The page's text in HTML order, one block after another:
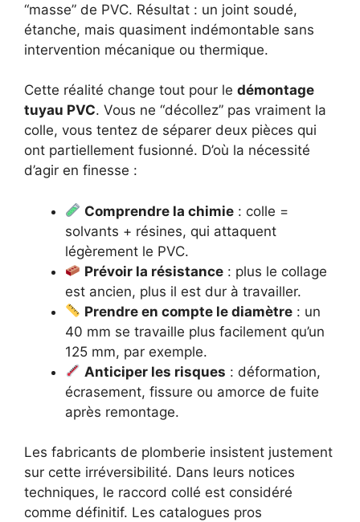
“masse” de PVC. Résultat : un joint soudé,
étanche, mais quasiment indémontable sans
intervention mécanique ou thermique.
Cette réalité change tout pour le démontage
tuyau PVC. Vous ne “décollez” pas vraiment la
colle, vous tentez de séparer deux pièces qui
ont partiellement fusionné. D’où la nécessité
d’agir en finesse :
Comprendre la chimie : colle =
solvants + résines, qui attaquent
légèrement le PVC.
Prévoir la résistance : plus le collage
est ancien, plus il est dur à travailler.
Prendre en compte le diamètre : un
40 mm se travaille plus facilement qu’un
125 mm, par exemple.
Anticiper les risques : déformation,
écrasement, fissure ou amorce de fuite
après remontage.
Les fabricants de plomberie insistent justement
sur cette irréversibilité. Dans leurs notices
techniques, le raccord collé est considéré
comme définitif. Les catalogues pros